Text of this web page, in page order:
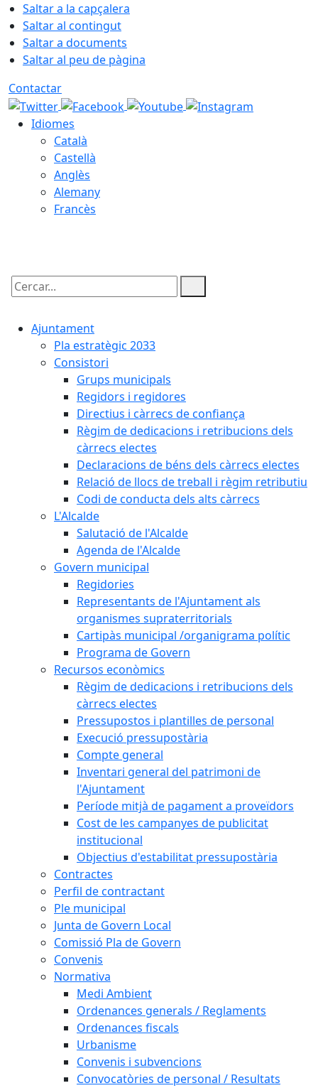
Saltar a la capçalera
Saltar al contingut
Saltar a documents
Saltar al peu de pàgina
Contactar
Idiomes
Català
Castellà
Anglès
Alemany
Francès
Cercar:
Ajuntament
Pla estratègic 2033
Consistori
Grups municipals
Regidors i regidores
Directius i càrrecs de confiança
Règim de dedicacions i retribucions dels
càrrecs electes
Declaracions de béns dels càrrecs electes
Relació de llocs de treball i règim retributiu
Codi de conducta dels alts càrrecs
L'Alcalde
Salutació de l'Alcalde
Agenda de l'Alcalde
Govern municipal
Regidories
Representants de l'Ajuntament als
organismes supraterritorials
Cartipàs municipal /organigrama polític
Programa de Govern
Recursos econòmics
Règim de dedicacions i retribucions dels
càrrecs electes
Pressupostos i plantilles de personal
Execució pressupostària
Compte general
Inventari general del patrimoni de
l'Ajuntament
Període mitjà de pagament a proveïdors
Cost de les campanyes de publicitat
institucional
Objectius d'estabilitat pressupostària
Contractes
Perfil de contractant
Ple municipal
Junta de Govern Local
Comissió Pla de Govern
Convenis
Normativa
Medi Ambient
Ordenances generals / Reglaments
Ordenances fiscals
Urbanisme
Convenis i subvencions
Convocatòries de personal / Resultats